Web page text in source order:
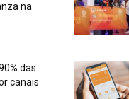
na
das
canais